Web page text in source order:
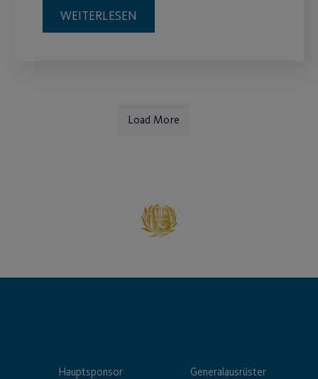
WEITERLESEN
Load More
Hauptsponsor Generalausrüster